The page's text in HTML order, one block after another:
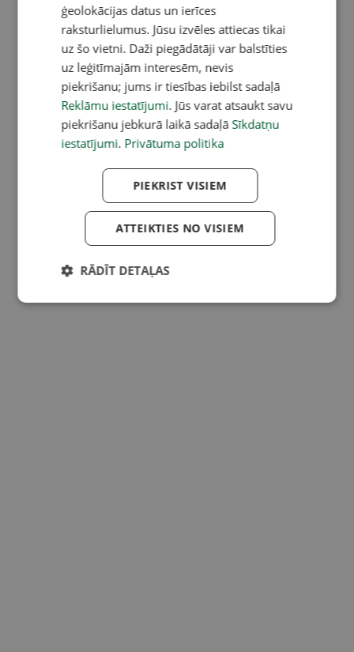
ģeolokācijas datus un ierīces
raksturlielumus. Jūsu izvēles attiecas tikai
uz šo vietni. Daži piegādātāji var balstīties
uz leģitīmajām interesēm, nevis
piekrišanu; jums ir tiesības iebilst sadaļā
Reklāmu iestatījumi. Jūs varat atsaukt savu
piekrišanu jebkurā laikā sadaļā Sīkdatņu
iestatījumi. Privātuma politika
PIEKRIST VISIEM
ATTEIKTIES NO VISIEM
RĀDĪT DETAĻAS